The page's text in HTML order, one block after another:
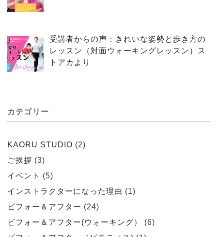
受講者からの声：きれいな姿勢と歩き方の
レッスン（対面ウォーキングレッスン）ス
トアカより
カテゴリー
KAORU STUDIO (2)
ご挨拶 (3)
イベント
(5)
インストラクターになった理由 (1)
ビフォー＆アフター (24)
ビフォー＆アフター(ウォーキング）
(6)